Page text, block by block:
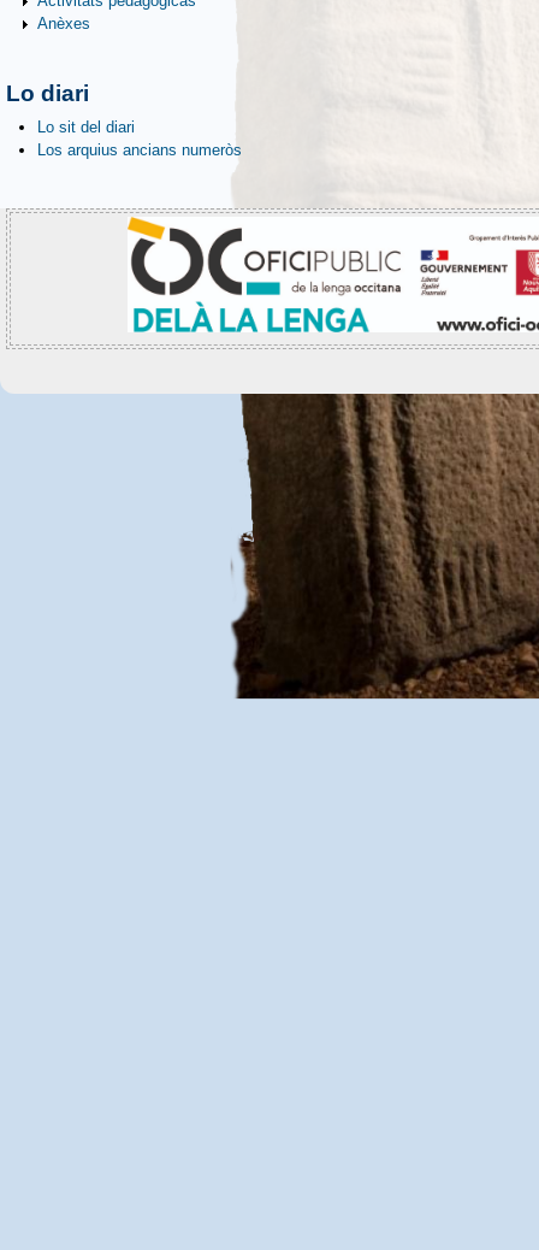
Anèxes
Lo diari
Lo sit del diari
Los arquius ancians numeròs